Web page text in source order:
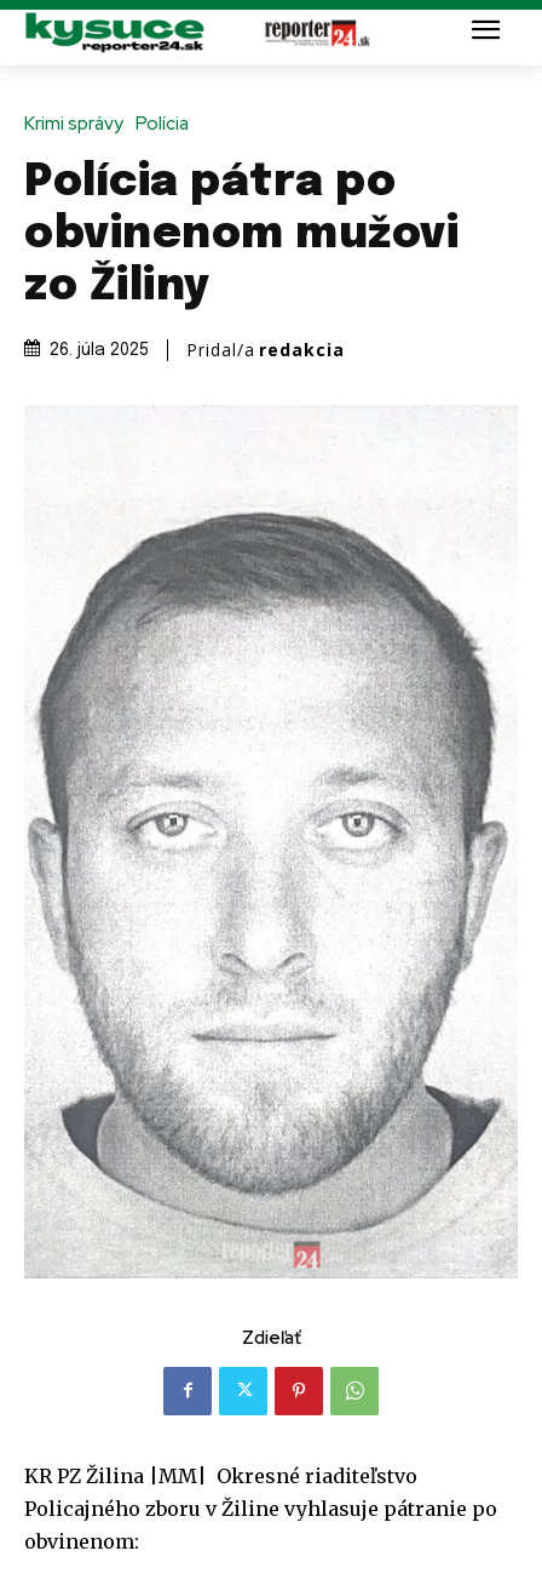
Krimi správy Polícia
Polícia pátra po
obvinenom mužovi
zo Žiliny
26. júla 2025 Pridal/a redakcia
Zdieľať
KR PZ Žilina |MM| Okresné riaditeľstvo
Policajného zboru v Žiline vyhlasuje pátranie po
obvinenom: